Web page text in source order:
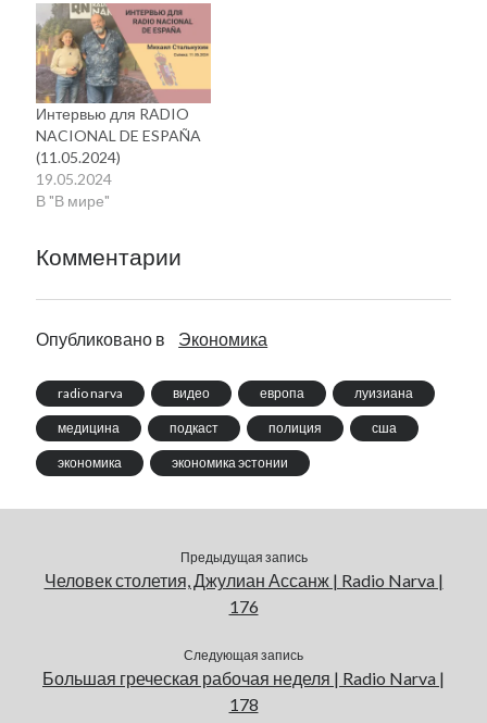
Интервью для RADIO
NACIONAL DE ESPAÑA
(11.05.2024)
19.05.2024
В "В мире"
Комментарии
Опубликовано в Экономика
radio narva видео европа луизиана
медицина подкаст полиция сша
экономика экономика эстонии
Предыдущая запись
Человек столетия, Джулиан Ассанж | Radio Narva |
176
Следующая запись
Большая греческая рабочая неделя | Radio Narva |
178